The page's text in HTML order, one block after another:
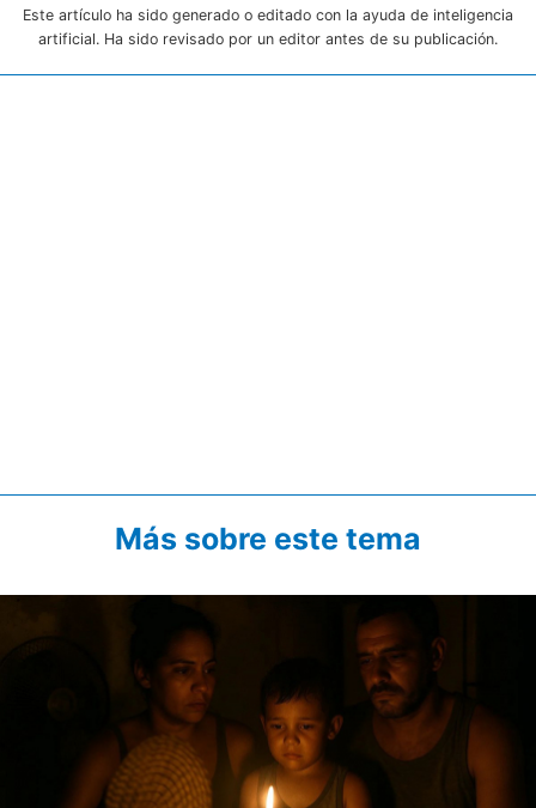
Este artículo ha sido generado o editado con la ayuda de inteligencia
artificial. Ha sido revisado por un editor antes de su publicación.
Más sobre este tema